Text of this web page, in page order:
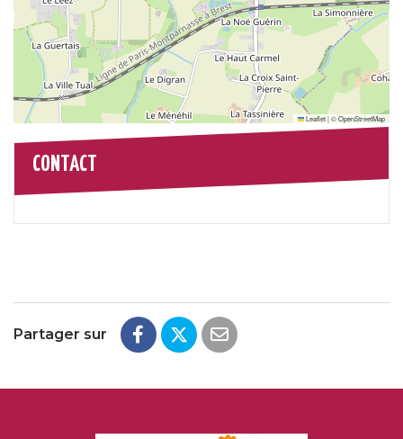
Leaflet|©OpenStreetMap
CONTACT
Partager sur